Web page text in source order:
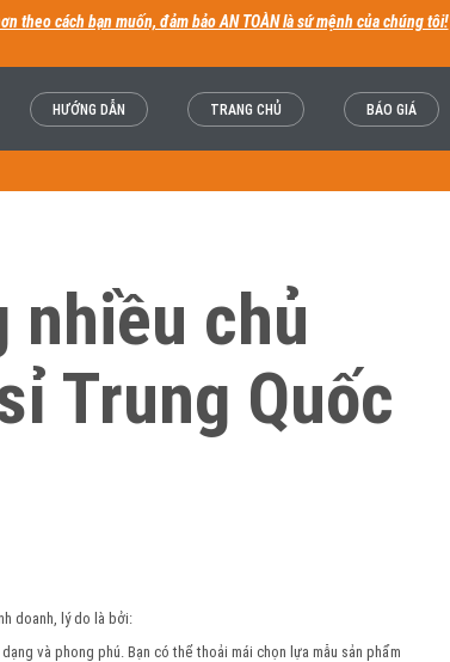
theo cách bạn muốn, đảm bảo AN TOÀN là sứ mệnh của chúng tôi!
HƯỚNG DẪN TRANG CHỦ BÁO GIÁ
nhiều chủ
Trung Quốc
doanh, lý do là bởi:
và phong phú. Bạn có thể thoải mái chọn lựa mẫu sản phẩm